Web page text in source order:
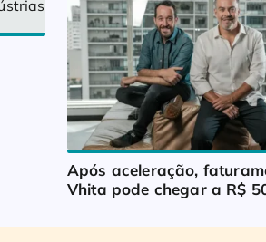
Após aceleração,
Vhita pode chegar a R$